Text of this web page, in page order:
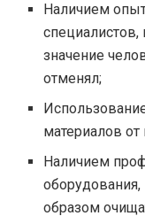
Наличием
значение
отменял;
материалов
Наличием
образом